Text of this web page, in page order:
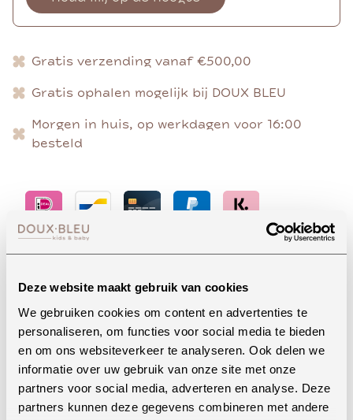
Deze website maakt gebruik van cookies
We gebruiken cookies om content en advertenties te
personaliseren, om functies voor social media te bieden
en om ons websiteverkeer te analyseren. Ook delen we
informatie over uw gebruik van onze site met onze
partners voor social media, adverteren en analyse. Deze
partners kunnen deze gegevens combineren met andere
Gratis verzending vanaf €500,00
Gratis ophalen mogelijk bij DOUX BLEU
Morgen in huis, op werkdagen voor 16:00
besteld
Whatsapp